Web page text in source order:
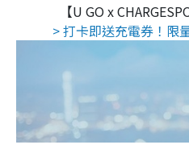
【U GO x
> 打卡即送充電券！限